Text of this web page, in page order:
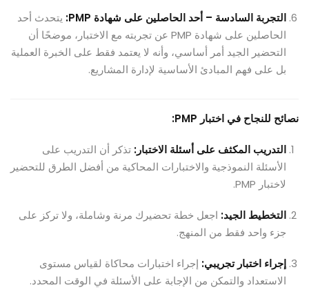
التجربة السادسة – أحد الحاصلين على شهادة PMP:
يتحدث أحد
الحاصلين على شهادة PMP عن تجربته مع الاختبار، موضحًا أن
التحضير الجيد أمر أساسي، وأنه لا يعتمد فقط على الخبرة العملية
بل على فهم المبادئ الأساسية لإدارة المشاريع.
نصائح للنجاح في اختبار PMP:
التدريب المكثف على أسئلة الاختبار: تذكر أن التدريب على
الأسئلة النموذجية والاختبارات المحاكية من أفضل الطرق للتحضير
لاختبار PMP.
التخطيط الجيد: اجعل خطة تحضيرك مرنة وشاملة، ولا تركز على
جزء واحد فقط من المنهج.
إجراء اختبار تجريبي: إجراء اختبارات محاكاة لقياس مستوى
الاستعداد والتمكن من الإجابة على الأسئلة في الوقت المحدد.